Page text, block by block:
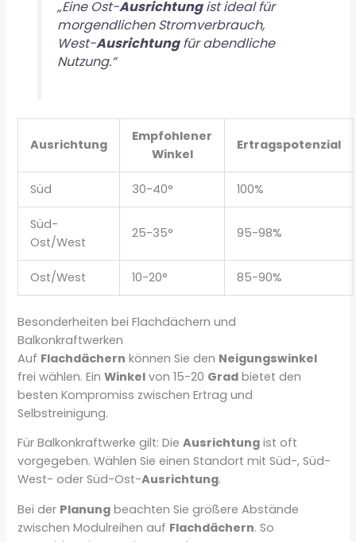
„Eine Ost-Ausrichtungist ideal für
morgendlichen Stromverbrauch,
West-Ausrichtungfür abendliche
Nutzung.“
Ausrichtung
Empfohlener
Winkel
Ertragspotenzial
Süd 30-40° 100%
Süd-
Ost/West
25-35° 95-98%
Ost/West 10-20° 85-90%
Besonderheiten bei Flachdächern und
Balkonkraftwerken
Auf Flachdächern können Sie den Neigungswinkel
frei wählen. EinWinkel von 15-20 Grad bietet den
besten Kompromiss zwischen Ertrag und
Selbstreinigung.
Für Balkonkraftwerke gilt: DieAusrichtung ist oft
vorgegeben. Wählen Sie einen Standort mit Süd-, Süd-
West- oder Süd-Ost-Ausrichtung.
Bei der Planung beachten Sie größere Abstände
zwischen Modulreihen auf Flachdächern. So